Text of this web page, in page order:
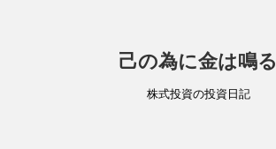
己の為に金は鳴る
株式投資の投資日記